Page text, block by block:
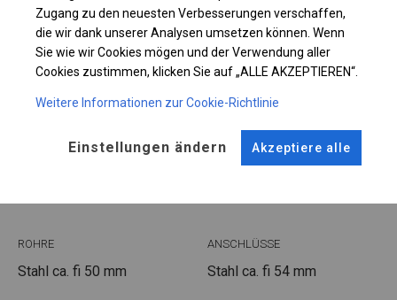
Einzelheiten ansehen
Plane ändern
KONSTRUKTION
ROHRE
Stahl ca. fi 50 mm
ANSCHLÜSSE
Stahl ca. fi 54 mm
Zugang zu den neuesten Verbesserungen verschaffen,
die wir dank unserer Analysen umsetzen können. Wenn
Sie wie wir Cookies mögen und der Verwendung aller
Cookies zustimmen, klicken Sie auf „ALLE AKZEPTIEREN“.
Weitere Informationen zur Cookie-Richtlinie
Einstellungen ändern Akzeptiere alle